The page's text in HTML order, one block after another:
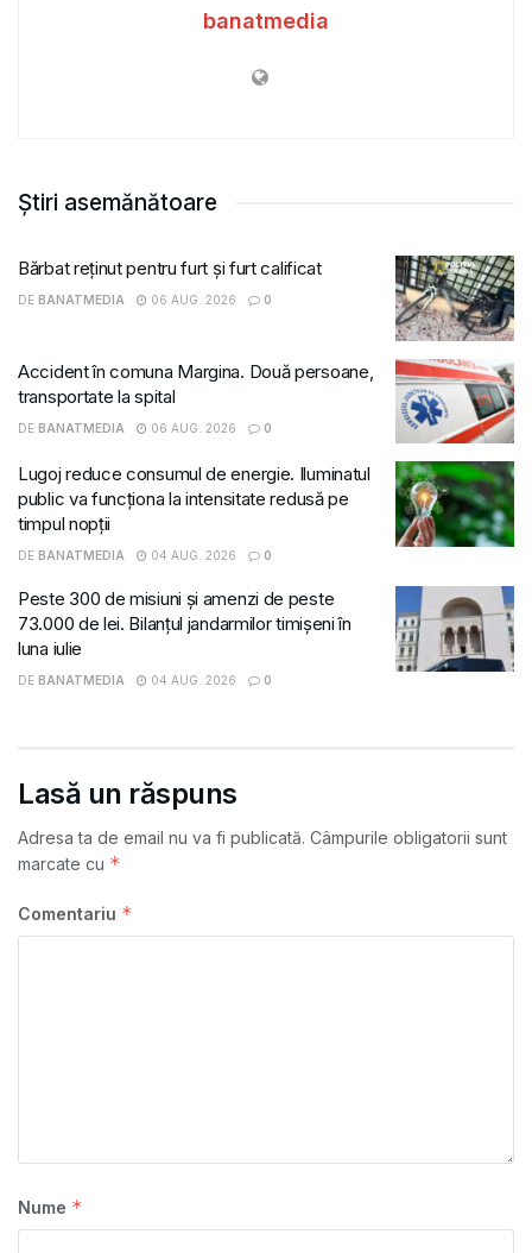
banatmedia
Știri asemănătoare
Bărbat reținut pentru furt și furt calificat
DE BANATMEDIA 06 AUG. 2026 0
Accident în comuna Margina. Două persoane,
transportate la spital
DE BANATMEDIA 06 AUG. 2026 0
Lugoj reduce consumul de energie. Iluminatul
public va funcționa la intensitate redusă pe
timpul nopții
DE BANATMEDIA 04 AUG. 2026 0
Peste 300 de misiuni și amenzi de peste
73.000 de lei. Bilanțul jandarmilor timișeni în
luna iulie
DE BANATMEDIA 04 AUG. 2026 0
Lasă un răspuns
Adresa ta de email nu va fi publicată. Câmpurile obligatorii sunt
marcate cu *
Comentariu *
Nume *